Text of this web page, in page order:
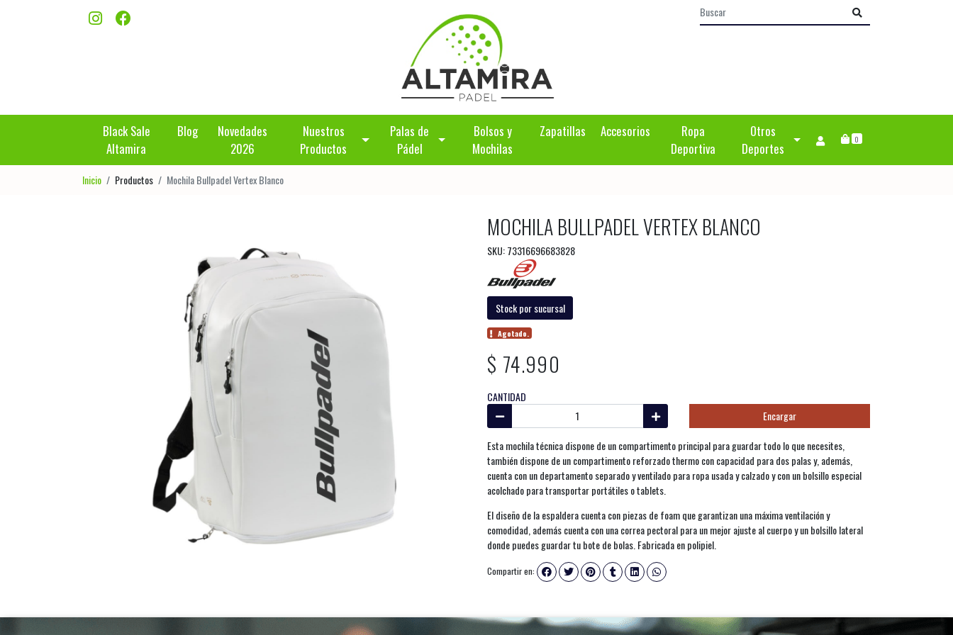
Black Sale
Altamira
Blog
Novedades
2026
Nuestros
Productos
Palas de
Pádel
Bolsos y
Mochilas
Zapatillas Accesorios
Ropa
Deportiva
Otros
Deportes
0
Inicio Productos Mochila Bullpadel Vertex Blanco
MOCHILA BULLPADEL VERTEX BLANCO
SKU: 73316696683828
Stock por sucursal
Agotado.
$ 74.990
CANTIDAD
Encargar
Esta mochila técnica dispone de un compartimento principal para guardar todo lo que necesites,
también dispone de un compartimento reforzado thermo con capacidad para dos palas y, además,
cuenta con un departamento separado y ventilado para ropa usada y calzado y con un bolsillo especial
acolchado para transportar portátiles o tablets.
El diseño de la espaldera cuenta con piezas de foam que garantizan una máxima ventilación y
comodidad, además cuenta con una correa pectoral para un mejor ajuste al cuerpo y un bolsillo lateral
donde puedes guardar tu bote de bolas. Fabricada en polipiel.
Compartir en: